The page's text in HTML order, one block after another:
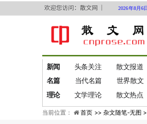
欢迎您访问：散文网 ｜
新闻 头条关注 散文报道
名篇 当代名篇 世界散文
理论
文学理论 散文热点
2026年8月6
当前位置： 首页 >>杂文随笔-无图